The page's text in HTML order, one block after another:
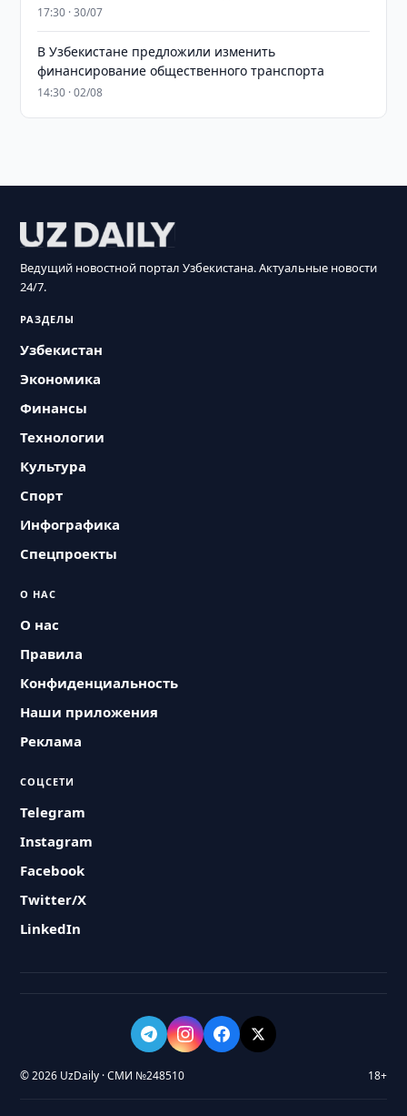
17:30 · 30/07
В Узбекистане предложили изменить
финансирование общественного транспорта
14:30 · 02/08
Ведущий новостной портал Узбекистана. Актуальные новости
24/7.
РАЗДЕЛЫ
Узбекистан
Экономика
Финансы
Технологии
Культура
Спорт
Инфографика
Спецпроекты
О НАС
О нас
Правила
Конфиденциальность
Наши приложения
Реклама
СОЦСЕТИ
Telegram
Instagram
Facebook
Twitter/X
LinkedIn
© 2026 UzDaily · СМИ №248510 18+